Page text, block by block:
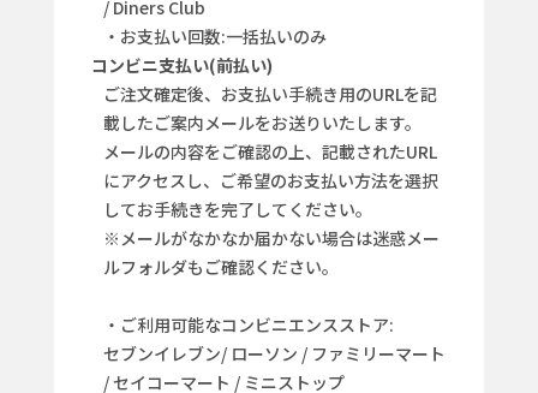
/ Diners Club
・お支払い回数:一括払いのみ
コンビニ支払い(前払い)
ご注文確定後、お支払い手続き用のURLを記
載したご案内メールをお送りいたします。
メールの内容をご確認の上、記載されたURL
にアクセスし、ご希望のお支払い方法を選択
してお手続きを完了してください。
※メールがなかなか届かない場合は迷惑メー
ルフォルダもご確認ください。
・ご利用可能なコンビニエンスストア:
セブンイレブン/ ローソン / ファミリーマート
/ セイコーマート / ミニストップ